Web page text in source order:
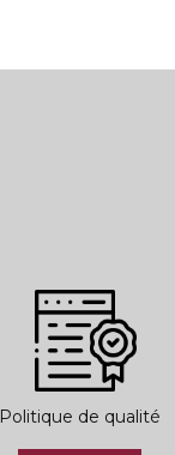
Politique de qualité